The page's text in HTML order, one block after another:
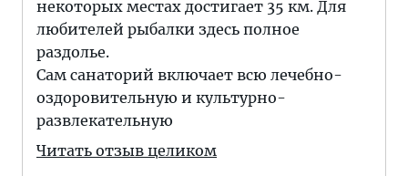
некоторых местах достигает 35 км. Для
любителей рыбалки здесь полное
раздолье.
Сам санаторий включает всю лечебно-
оздоровительную и культурно-
развлекательную
Читать отзыв целиком